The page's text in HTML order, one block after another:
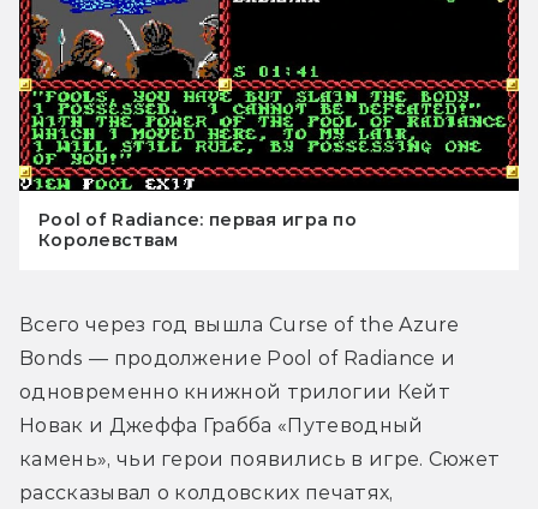
Pool of Radiance: первая игра по
Королевствам
Всего через год вышла Curse of the Azure
Bonds — продолжение Pool of Radiance и
одновременно книжной трилогии Кейт
Новак и Джеффа Грабба «Путеводный
камень», чьи герои появились в игре. Сюжет
рассказывал о колдовских печатях,